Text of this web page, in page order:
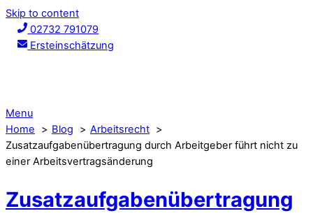
Skip to content
02732 791079
Ersteinschätzung
Menu
Home
Blog
Arbeitsrecht
Zusatzaufgabenübertragung durch Arbeitgeber führt nicht zu
einer Arbeitsvertragsänderung
Zusatzaufgabenübertragung